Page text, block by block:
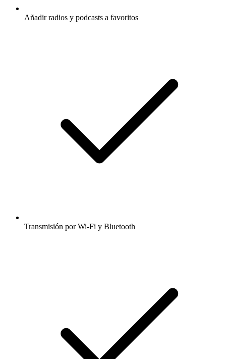
Añadir radios y podcasts a favoritos
Transmisión por Wi-Fi y Bluetooth